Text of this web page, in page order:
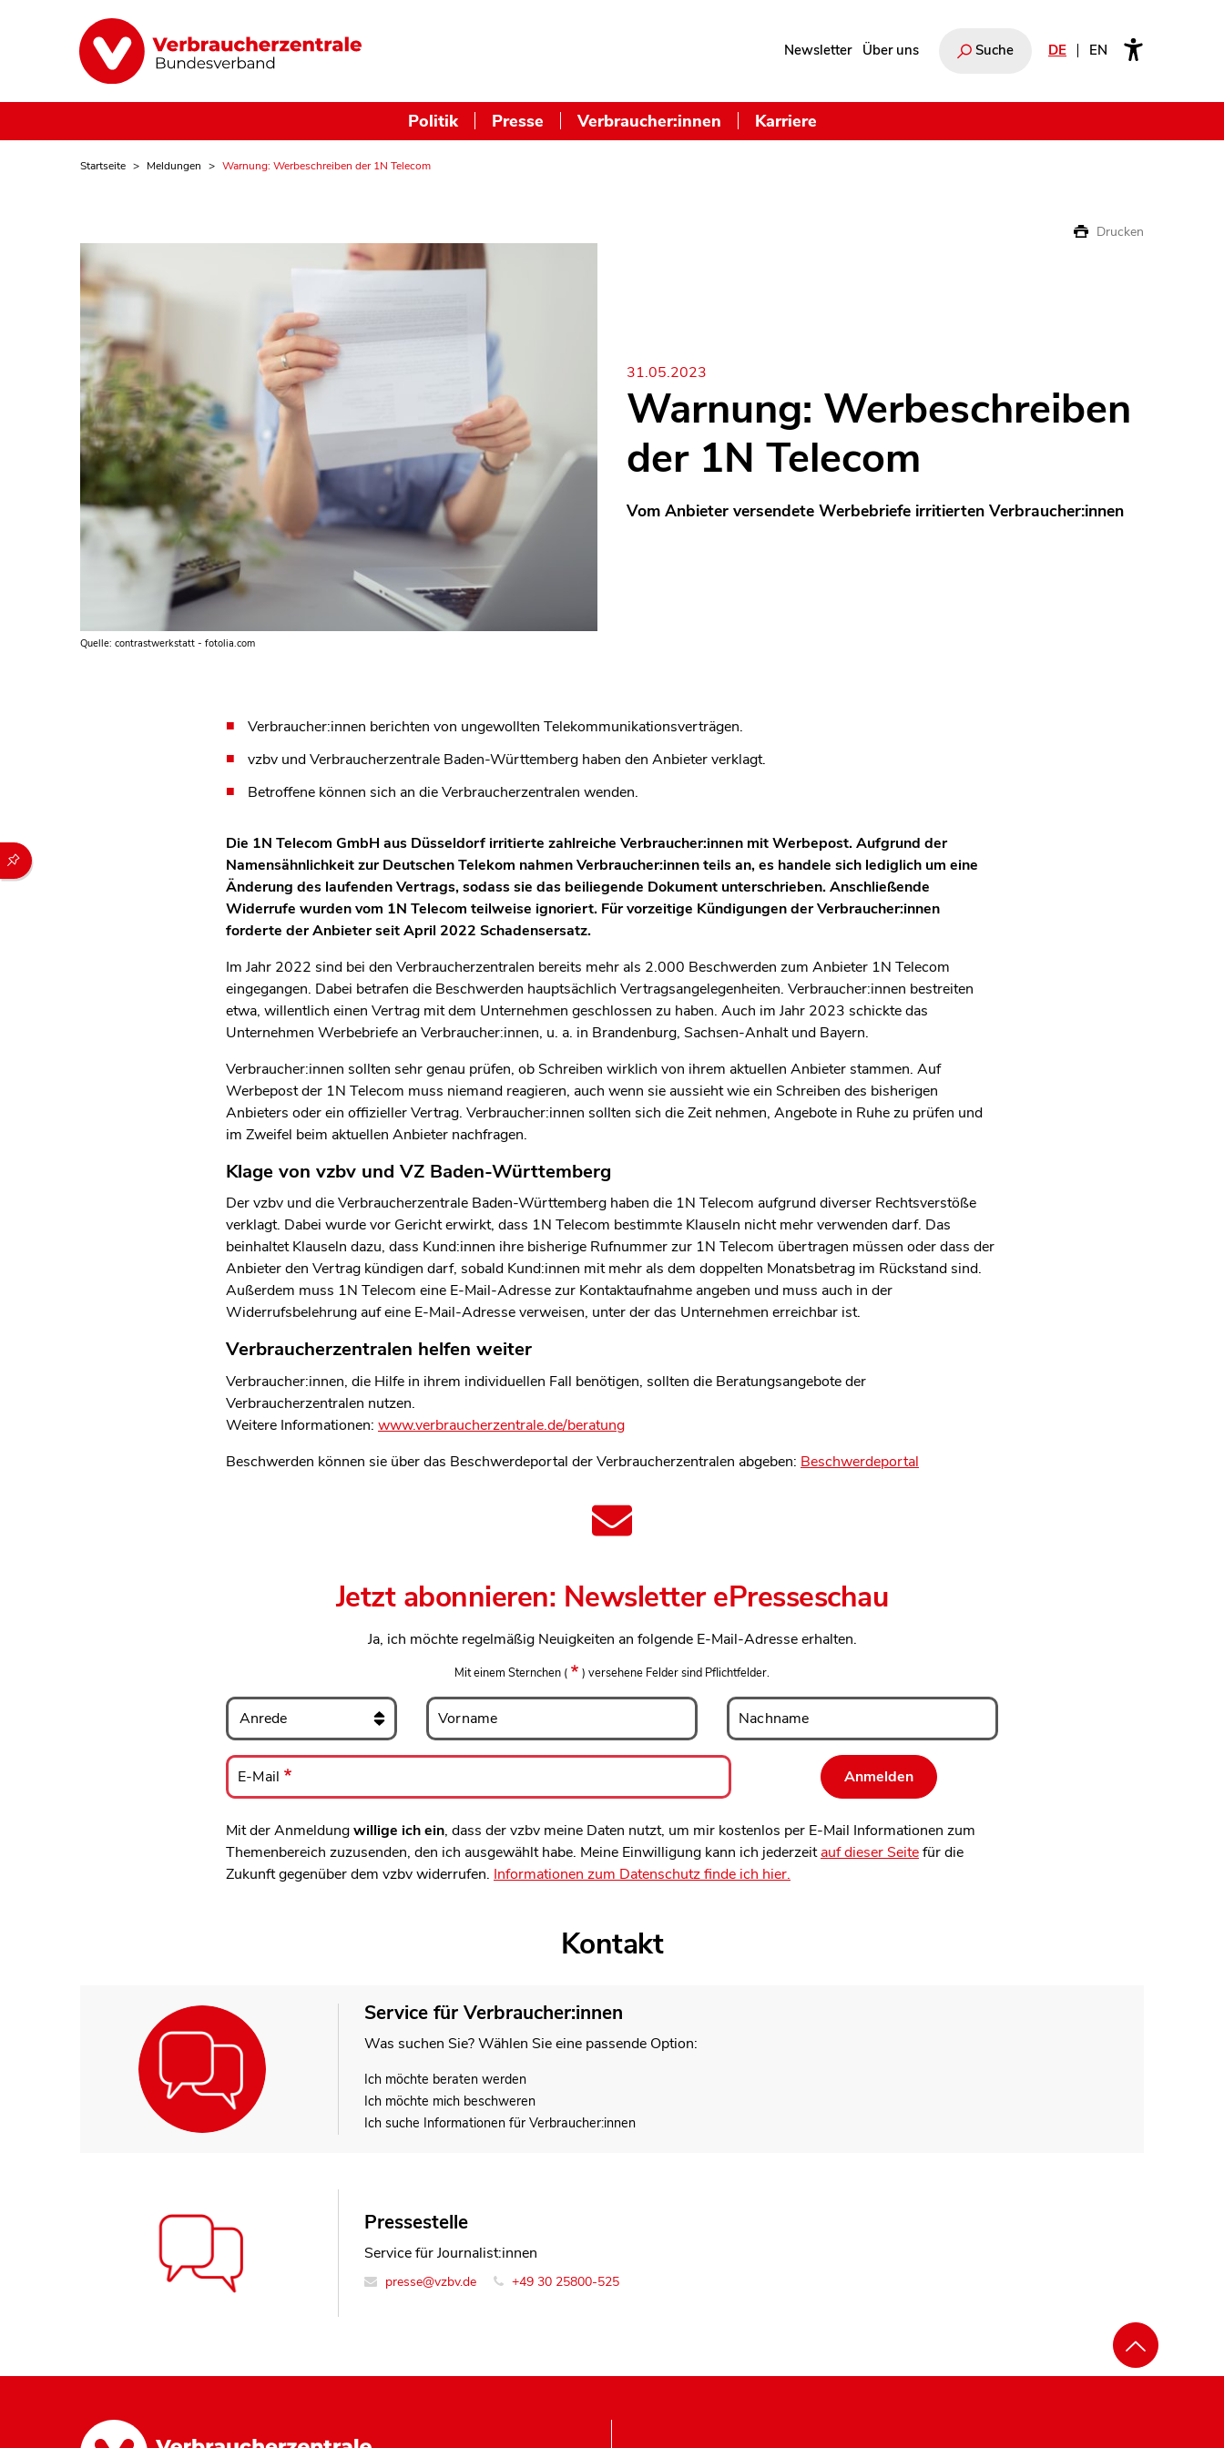
Newsletter Über uns Suche DE EN
Politik Presse Verbraucher:innen Karriere
Durch die folgenden Buttons können Sie direkt auf einen speziellen Bereich des Inhaltes springen
Startseite Meldungen Warnung: Werbeschreiben der 1N Telecom
Drucken
Quelle: contrastwerkstatt - fotolia.com
31.05.2023
Warnung: Werbeschreiben
der 1N Telecom
Vom Anbieter versendete Werbebriefe irritierten Verbraucher:innen
Verbraucher:innen berichten von ungewollten Telekommunikationsverträgen.
vzbv und Verbraucherzentrale Baden-Württemberg haben den Anbieter verklagt.
Betroffene können sich an die Verbraucherzentralen wenden.
Die 1N Telecom GmbH aus Düsseldorf irritierte zahlreiche Verbraucher:innen mit Werbepost. Aufgrund der
Namensähnlichkeit zur Deutschen Telekom nahmen Verbraucher:innen teils an, es handele sich lediglich um eine
Änderung des laufenden Vertrags, sodass sie das beiliegende Dokument unterschrieben. Anschließende
Widerrufe wurden vom 1N Telecom teilweise ignoriert. Für vorzeitige Kündigungen der Verbraucher:innen
forderte der Anbieter seit April 2022 Schadensersatz.
Im Jahr 2022 sind bei den Verbraucherzentralen bereits mehr als 2.000 Beschwerden zum Anbieter 1N Telecom
eingegangen. Dabei betrafen die Beschwerden hauptsächlich Vertragsangelegenheiten. Verbraucher:innen bestreiten
etwa, willentlich einen Vertrag mit dem Unternehmen geschlossen zu haben. Auch im Jahr 2023 schickte das
Unternehmen Werbebriefe an Verbraucher:innen, u. a. in Brandenburg, Sachsen-Anhalt und Bayern.
Verbraucher:innen sollten sehr genau prüfen, ob Schreiben wirklich von ihrem aktuellen Anbieter stammen. Auf
Werbepost der 1N Telecom muss niemand reagieren, auch wenn sie aussieht wie ein Schreiben des bisherigen
Anbieters oder ein offizieller Vertrag. Verbraucher:innen sollten sich die Zeit nehmen, Angebote in Ruhe zu prüfen und
im Zweifel beim aktuellen Anbieter nachfragen.
Klage von vzbv und VZ Baden-Württemberg
Der vzbv und die Verbraucherzentrale Baden-Württemberg haben die 1N Telecom aufgrund diverser Rechtsverstöße
verklagt. Dabei wurde vor Gericht erwirkt, dass 1N Telecom bestimmte Klauseln nicht mehr verwenden darf. Das
beinhaltet Klauseln dazu, dass Kund:innen ihre bisherige Rufnummer zur 1N Telecom übertragen müssen oder dass der
Anbieter den Vertrag kündigen darf, sobald Kund:innen mit mehr als dem doppelten Monatsbetrag im Rückstand sind.
Außerdem muss 1N Telecom eine E-Mail-Adresse zur Kontaktaufnahme angeben und muss auch in der
Widerrufsbelehrung auf eine E-Mail-Adresse verweisen, unter der das Unternehmen erreichbar ist.
Verbraucherzentralen helfen weiter
Verbraucher:innen, die Hilfe in ihrem individuellen Fall benötigen, sollten die Beratungsangebote der
Verbraucherzentralen nutzen.
Weitere Informationen: www.verbraucherzentrale.de/beratung
Beschwerden können sie über das Beschwerdeportal der Verbraucherzentralen abgeben: Beschwerdeportal
Jetzt abonnieren: Newsletter ePresseschau
Ja, ich möchte regelmäßig Neuigkeiten an folgende E-Mail-Adresse erhalten.
Mit einem Sternchen ( ) versehene Felder sind Pflichtfelder.
Anrede Vorname
Vorname
Nachname
Nachname
E-
Mail
E-Mail
Mit der Anmeldungwillige ich ein, dass der vzbv meine Daten nutzt, um mir kostenlos per E-Mail Informationen zum
Themenbereich zuzusenden, den ich ausgewählt habe. Meine Einwilligung kann ich jederzeitauf dieser Seitefür die
Zukunft gegenüber dem vzbv widerrufen. Informationen zum Datenschutz finde ich hier.
Kontakt
Service für Verbraucher:innen
Was suchen Sie? Wählen Sie eine passende Option:
Ich möchte beraten werden
Ich möchte mich beschweren
Ich suche Informationen für Verbraucher:innen
Pressestelle
Service für Journalist:innen
presse@vzbv.de +49 30 25800-525